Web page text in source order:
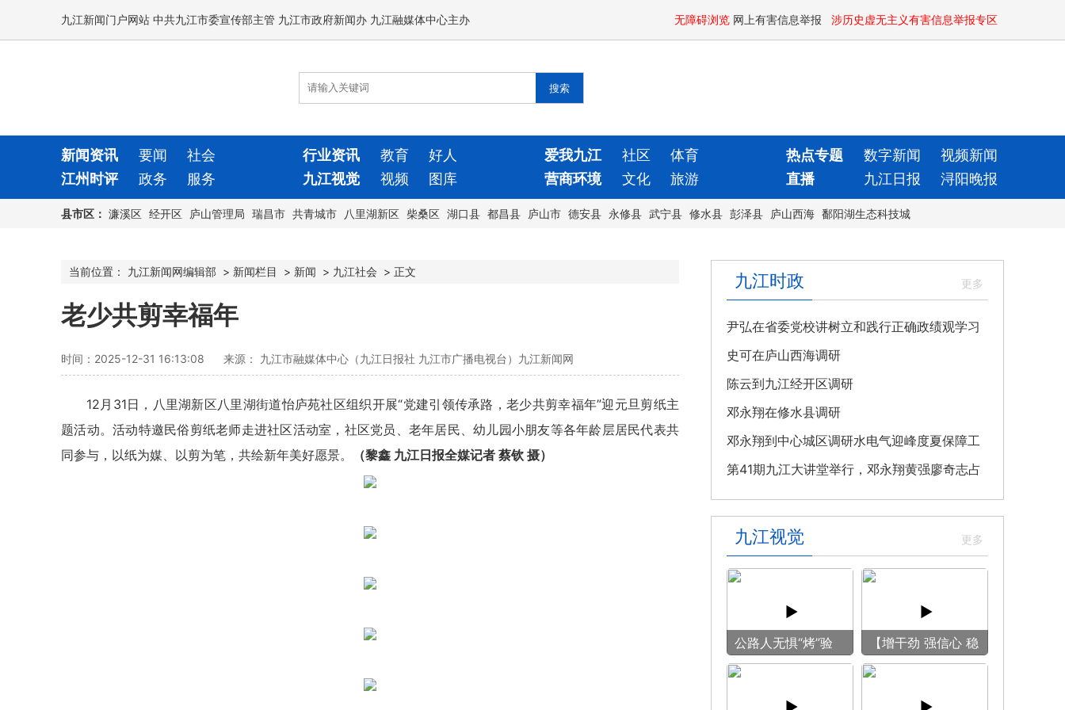
九江新闻门户网站 中共九江市委宣传部主管 九江市政府新闻办 九江融媒体中心主办 无障碍浏览 网上有害信息举报 涉历史虚无主义有害信息举报专区
新闻资讯 要闻 社会 行业资讯 教育 好人 爱我九江 社区 体育 热点专题 数字新闻
视频新闻
江州时评
政务 服务 九江视觉 视频 图库 营商环境 文化 旅游 直播 九江日报 浔阳晚报
县市区： 濂溪区 经开区 庐山管理局 瑞昌市 共青城市 八里湖新区 柴桑区 湖口县 都昌县 庐山市 德安县 永修县 武宁县 修水县 彭泽县 庐山西海 鄱阳湖生态科技城
当前位置： 九江新闻网编辑部 > 新闻栏目 > 新闻 > 九江社会 > 正文
老少共剪幸福年
时间：2025-12-31 16:13:08 来源： 九江市融媒体中心（九江日报社 九江市广播电视台）九江新闻网
12月31日，八里湖新区八里湖街道怡庐苑社区组织开展“党建引领传承路，老少共剪幸福年”迎元旦剪纸主
题活动。活动特邀民俗剪纸老师走进社区活动室，社区党员、老年居民、幼儿园小朋友等各年龄层居民代表共
同参与，以纸为媒、以剪为笔，共绘新年美好愿景。
（黎鑫 九江日报全媒记者 蔡钦 摄）
九江时政
尹弘在省委党校讲树立和践行正确政绩观学习
教育专题党课
史可在庐山西海调研
陈云到九江经开区调研
邓永翔在修水县调研
邓永翔到中心城区调研水电气迎峰度夏保障工
作
第41期九江大讲堂举行，邓永翔黄强廖奇志占
勇出席
九江视觉
公路人无惧“烤”验
守护畅安旅途
【增干劲 强信心 稳
预期】赏古风游